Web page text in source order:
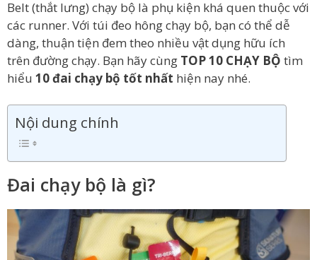
Belt (thắt lưng) chạy bộ là phụ kiện khá quen thuộc với
các runner. Với túi đeo hông chạy bộ, bạn có thể dễ
dàng, thuận tiện đem theo nhiều vật dụng hữu ích
trên đường chạy. Bạn hãy cùng TOP 10 CHẠY BỘ tìm
hiểu 10 đai chạy bộ tốt nhất hiện nay nhé.
Nội dung chính
Đai chạy bộ là gì?